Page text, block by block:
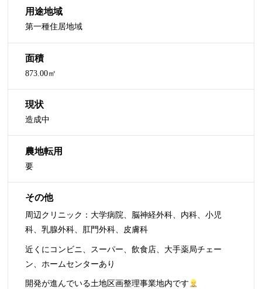
用途地域
第一種住居地域
面積
873.00㎡
現状
造成中
農地転用
要
その他
周辺クリニック：大学病院、脳神経外科、内科、小児
科、乳腺外科、肛門外科、皮膚科
近くにコンビニ、スーパー、飲食店、大手薬局チェー
ン、ホームセンターあり
開発が進んでいる土地区画整理事業地内です